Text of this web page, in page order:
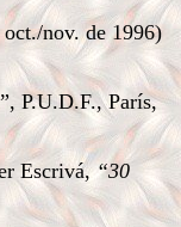
oct./nov. de 1996)
P.U.D.F., París,
Escrivá,“30